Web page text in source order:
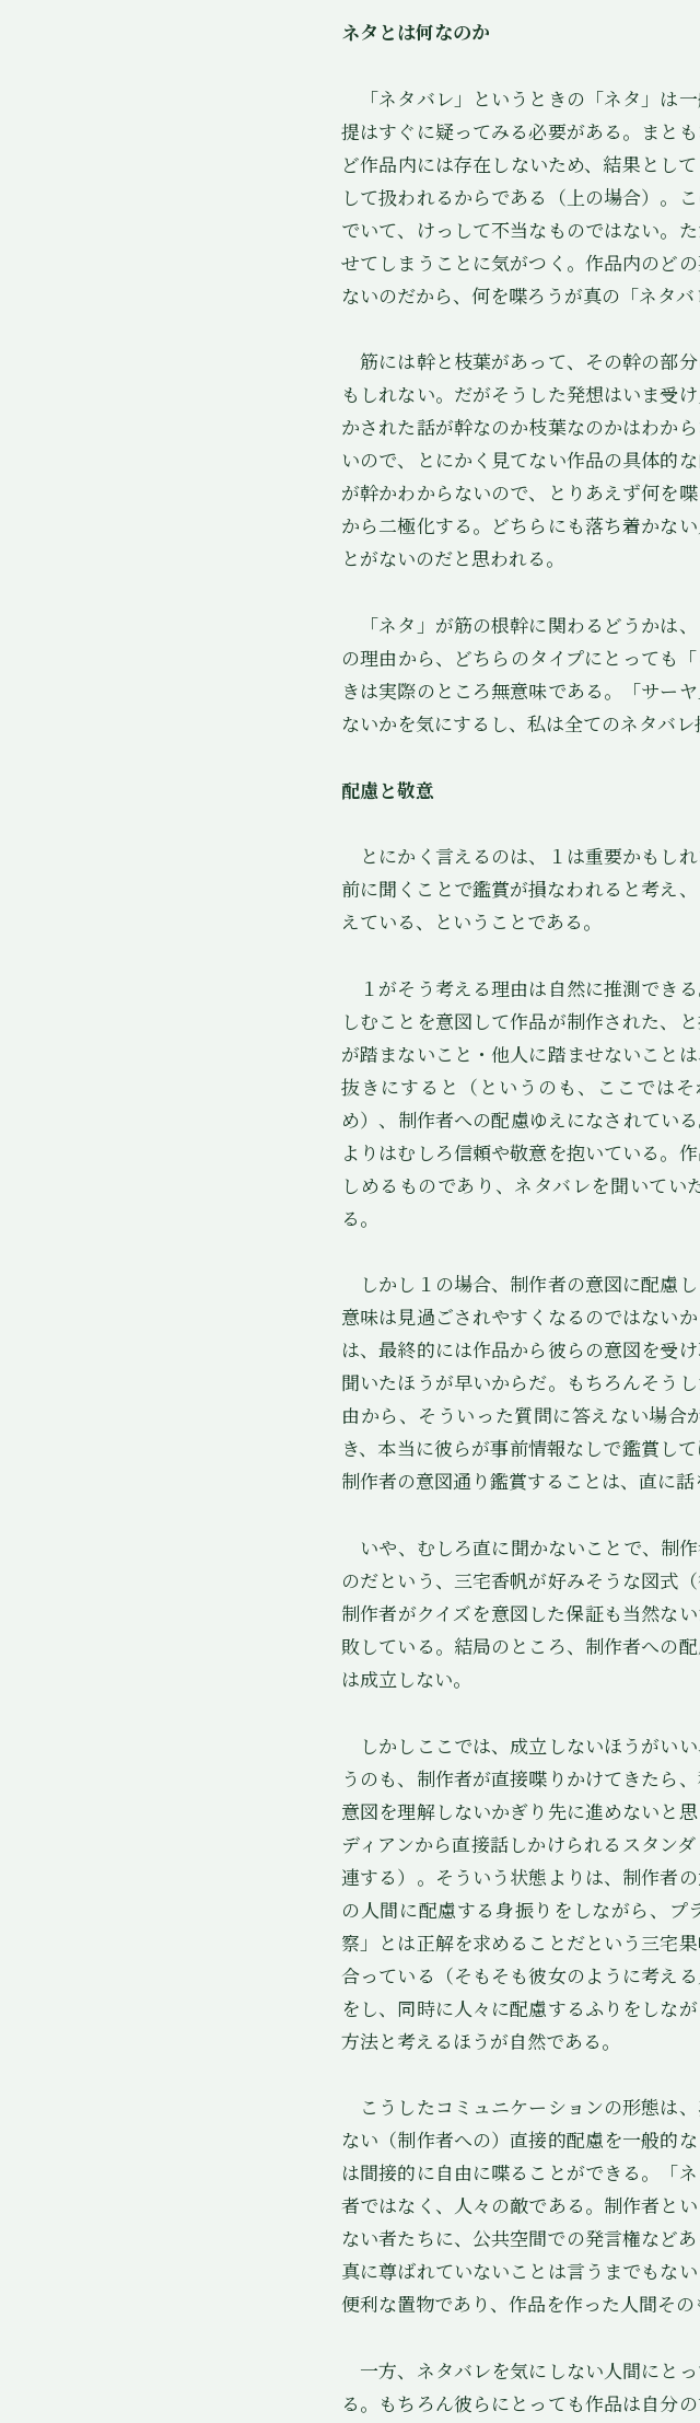
ネタとは何なのか
「ネタバレ」というときの「ネタ」は
提はすぐに疑ってみる必要がある。まと
ど作品内には存在しないため、結果とし
して扱われるからである（上の場合）。
でいて、けっして不当なものではない。
せてしまうことに気がつく。作品内のど
ないのだから、何を喋ろうが真の「ネタ
筋には幹と枝葉があって、その幹の部
もしれない。だがそうした発想はいま受
かされた話が幹なのか枝葉なのかはわか
いので、とにかく見てない作品の具体的
が幹かわからないので、とりあえず何を
から二極化する。どちらにも落ち着かな
とがないのだと思われる。
「ネタ」が筋の根幹に関わるどうかは
の理由から、どちらのタイプにとっても
きは実際のところ無意味である。「サー
ないかを気にするし、私は全てのネタバレ
配慮と敬意
とにかく言えるのは、１は重要かもし
前に聞くことで鑑賞が損なわれると考え
えている、ということである。
１がそう考える理由は自然に推測でき
しむことを意図して作品が制作された、
が踏まないこと・他人に踏ませないこと
抜きにすると（というのも、ここでは
め）、制作者への配慮ゆえになされてい
よりはむしろ信頼や敬意を抱いている。
しめるものであり、ネタバレを聞いて
る。
しかし１の場合、制作者の意図に配慮
意味は見過ごされやすくなるのではない
は、最終的には作品から彼らの意図を受
聞いたほうが早いからだ。もちろんそう
由から、そういった質問に答えない場
き、本当に彼らが事前情報なしで鑑賞し
制作者の意図通り鑑賞することは、直に話
いや、むしろ直に聞かないことで、制
のだという、三宅香帆が好みそうな図式
制作者がクイズを意図した保証も当然な
敗している。結局のところ、制作者への
は成立しない。
しかしここでは、成立しないほうがい
うのも、制作者が直接喋りかけてきたら
意図を理解しないかぎり先に進めないと
ディアンから直接話しかけられるスタン
連する）。そういう状態よりは、制作者
の人間に配慮する身振りをしながら、
察」とは正解を求めることだという三宅
合っている（そもそも彼女のように考え
をし、同時に人々に配慮するふりをしな
方法と考えるほうが自然である。
こうしたコミュニケーションの形態は
ない（制作者への）直接的配慮を一般的
は間接的に自由に喋ることができる。「
者ではなく、人々の敵である。制作者と
ない者たちに、公共空間での発言権な
真に尊ばれていないことは言うまでもな
便利な置物であり、作品を作った人間その
一方、ネタバレを気にしない人間にと
る。もちろん彼らにとっても作品は自分